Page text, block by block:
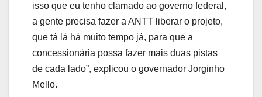
isso que eu tenho clamado ao governo federal,
a gente precisa fazer a ANTT liberar o projeto,
que tá lá há muito tempo já, para que a
concessionária possa fazer mais duas pistas
de cada lado”, explicou o governador Jorginho
Mello.